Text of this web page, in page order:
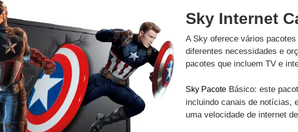
Sky Internet
A Sky oferece vários
diferentes necessidades e
pacotes que incluem TV e
Sky Pacote Básico: este
incluindo canais de notícias,
uma velocidade de internet